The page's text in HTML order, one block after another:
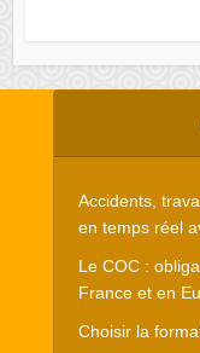
Accidents,
en temps réel
Le COC :
France et en
Choisir la